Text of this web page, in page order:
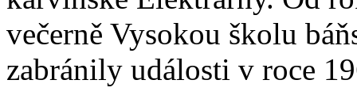
večerně Vysokou školu
zabránily události v roce